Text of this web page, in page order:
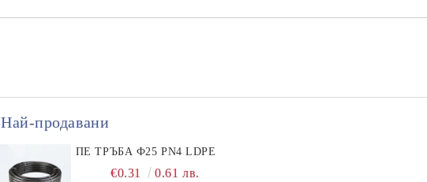
Най-продавани
ПЕ ТРЪБА Ф25 PN4 LDPE
€0.31 0.61 лв.